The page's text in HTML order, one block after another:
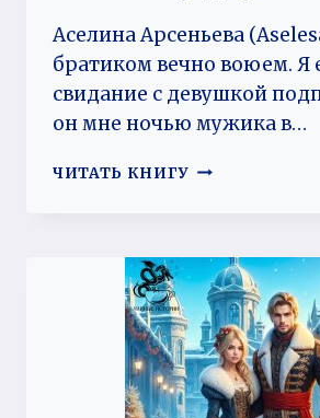
Аселина Арсеньева
братиком вечно воюем. Я
свидание с девушкой
он мне ночью мужика в…
ЧИТАТЬ КНИГУ МИЛЛИАРДЕР